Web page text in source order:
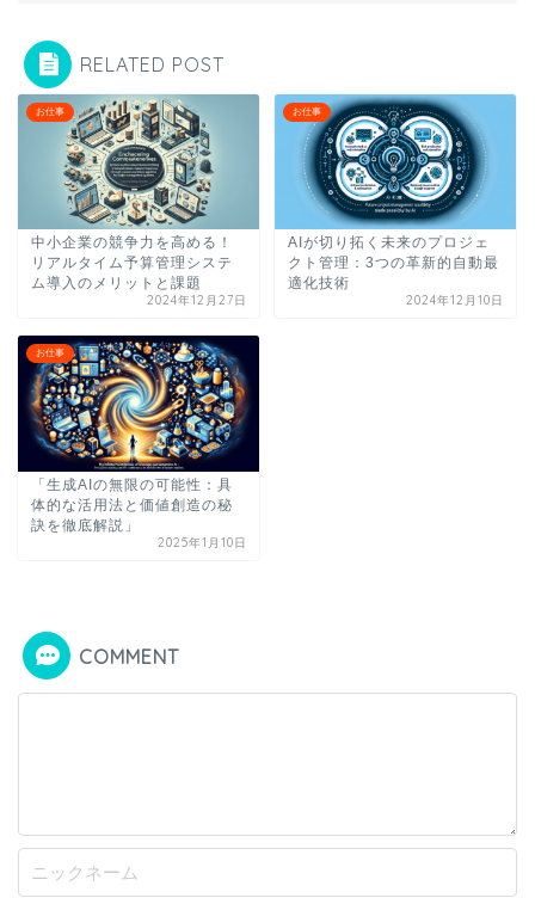
RELATED POST
お仕事
中小企業の競争力を高める！
リアルタイム予算管理システ
ム導入のメリットと課題
2024年12月27日
お仕事
AIが切り拓く未来のプロジェ
クト管理：3つの革新的自動最
適化技術
2024年12月10日
お仕事
「生成AIの無限の可能性：具
体的な活用法と価値創造の秘
訣を徹底解説」
2025年1月10日
COMMENT